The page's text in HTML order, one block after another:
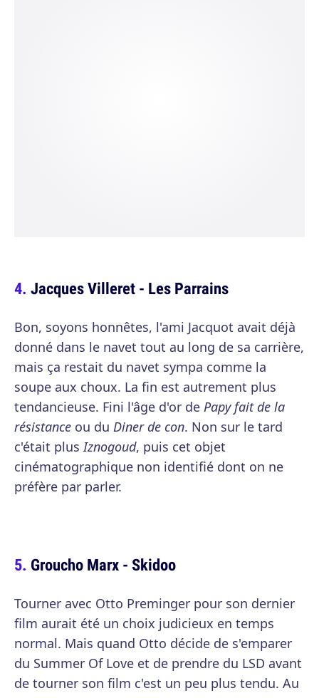
Jacques Villeret - Les Parrains
Bon, soyons honnêtes, l'ami Jacquot avait déjà
donné dans le navet tout au long de sa carrière,
mais ça restait du navet sympa comme la
soupe aux choux. La fin est autrement plus
tendancieuse. Fini l'âge d'or de Papy fait de la
résistance ou du Diner de con. Non sur le tard
c'était plusIznogoud, puis cet objet
cinématographique non identifié dont on ne
préfère par parler.
Groucho Marx - Skidoo
Tourner avec Otto Preminger pour son dernier
film aurait été un choix judicieux en temps
normal. Mais quand Otto décide de s'emparer
du Summer Of Love et de prendre du LSD avant
de tourner son film c'est un peu plus tendu. Au